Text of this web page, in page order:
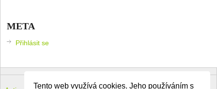
Tento web využívá cookies. Jeho používáním s
META
Přihlásit se